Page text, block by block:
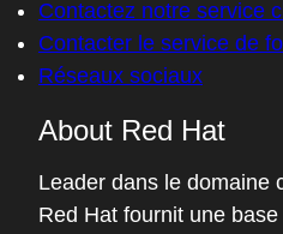
Contactez notre service
Contacter le service de
Réseaux sociaux
About Red Hat
Leader dans le domaine
Red Hat fournit une